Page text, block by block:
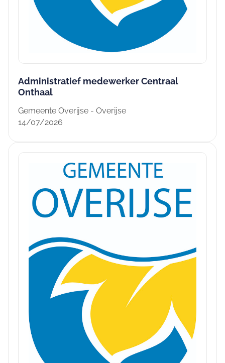
Administratief medewerker Centraal
Onthaal
Gemeente Overijse - Overijse
14/07/2026